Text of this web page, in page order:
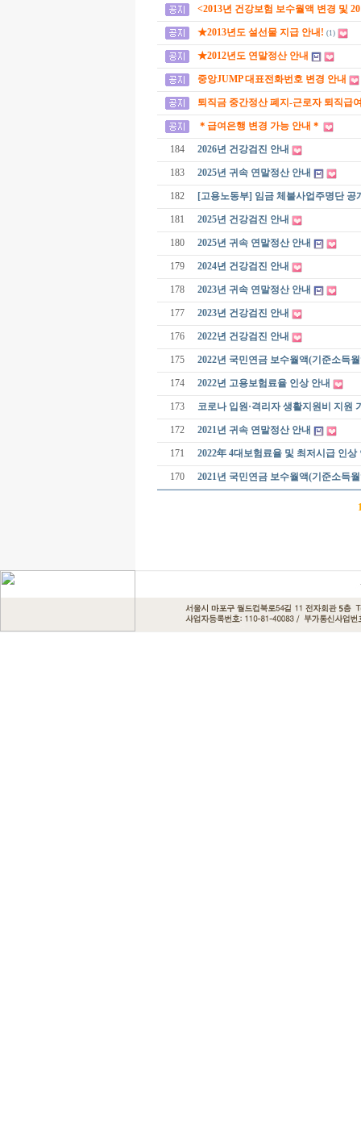
<2013년 건강보험 보수월액 변경 및
★2013년도 설선물 지급 안내! (1)
★2012년도 연말정산 안내
중앙JUMP 대표전화번호 변경 안내
퇴직금 중간정산 폐지-근로자 퇴직급
＊급여은행 변경 가능 안내＊
184 2026년 건강검진 안내
183 2025년 귀속 연말정산 안내
182 [고용노동부] 임금 체불사업주명단 공
181 2025년 건강검진 안내
180 2025년 귀속 연말정산 안내
179 2024년 건강검진 안내
178 2023년 귀속 연말정산 안내
177 2023년 건강검진 안내
176 2022년 건강검진 안내
175 2022년 국민연금 보수월액(기준소득
174 2022년 고용보험료율 인상 안내
173 코로나 입원·격리자 생활지원비 지원
172 2021년 귀속 연말정산 안내
171 2022年 4대보험료율 및 최저시급 인상
170 2021년 국민연금 보수월액(기준소득